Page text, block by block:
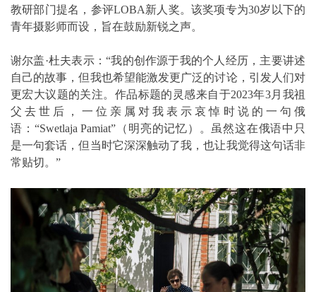
教研部门提名，参评LOBA新人奖。该奖项专为30岁以下的
青年摄影师而设，旨在鼓励新锐之声。
谢尔盖·杜夫表示：“我的创作源于我的个人经历，主要讲述
自己的故事，但我也希望能激发更广泛的讨论，引发人们对
更宏大议题的关注。作品标题的灵感来自于2023年3月我祖
父去世后，一位亲属对我表示哀悼时说的一句俄
语：“Swetlaja Pamiat”（明亮的记忆）。虽然这在俄语中只
是一句套话，但当时它深深触动了我，也让我觉得这句话非
常贴切。”